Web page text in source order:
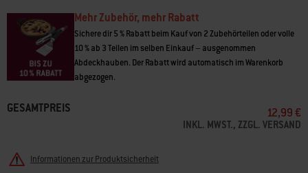
für mehr Sicherheit
• 45 cm lang, um alle Bereiche des Grillrosts zu erreichen
• Schlaufe zum Aufhängen der Bürste zur einfachen Aufbewahrung
• Entspricht den CSA-Normen
Mehr Zubehör, mehr Rabatt
Sichere dir 5 % Rabatt beim Kauf von 2 Zubehörteilen oder volle
10 % ab 3 Teilen im selben Einkauf – ausgenommen
Abdeckhauben. Der Rabatt wird automatisch im Warenkorb
abgezogen.
GESAMTPREIS 12,99 €
INKL. MWST., ZZGL. VERSAND
Informationen zur Produktsicherheit